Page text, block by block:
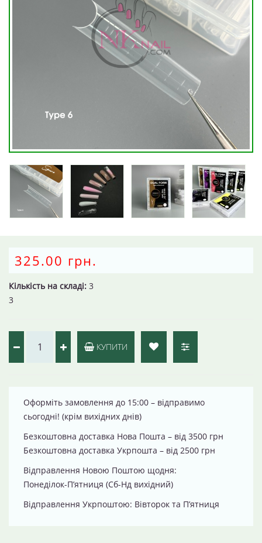
325.00 грн.
Кількість на складі: 3
3
КУПИТИ
Оформіть замовлення до 15:00 – відправимо
сьогодні! (крім вихідних днів)
Безкоштовна доставка Нова Пошта – від 3500 грн
Безкоштовна доставка Укрпошта – від 2500 грн
Відправлення Новою Поштою щодня:
Понеділок-П’ятниця (Сб-Нд вихідний)
Відправлення Укрпоштою: Вівторок та П’ятниця